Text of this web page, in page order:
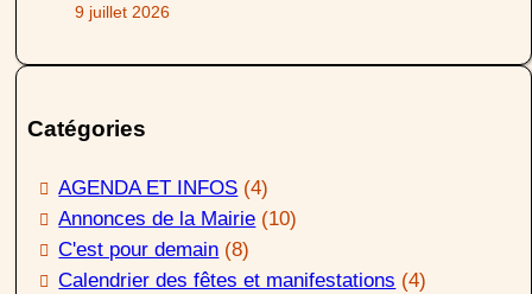
9 juillet 2026
Catégories
AGENDA ET INFOS (4)
Annonces de la Mairie (10)
C'est pour demain (8)
Calendrier des fêtes et manifestations (4)